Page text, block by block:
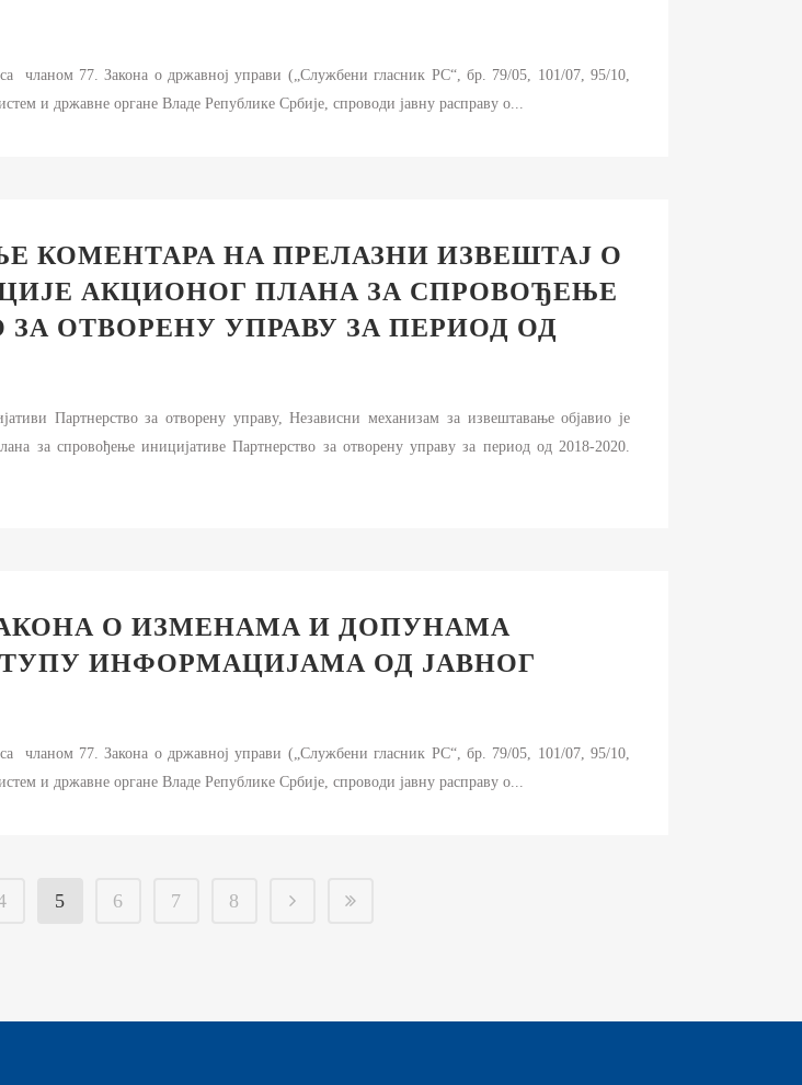
чланом 77. Закона о државној управи („Службени гласник РС“, бр. 79/05, 101/07, 95/10,
и државне органе Владе Републике Србије, спроводи јавну расправу о...
КОМЕНТАРА НА ПРЕЛАЗНИ ИЗВЕШТАЈ О
АКЦИОНОГ ПЛАНА ЗА СПРОВОЂЕЊЕ
ОТВОРЕНУ УПРАВУ ЗА ПЕРИОД ОД
Партнерство за отворену управу, Независни механизам за извештавање објавио је
за спровођење иницијативе Партнерство за отворену управу за период од 2018-2020.
О ИЗМЕНАМА И ДОПУНАМА
ИНФОРМАЦИЈАМА ОД ЈАВНОГ
чланом 77. Закона о државној управи („Службени гласник РС“, бр. 79/05, 101/07, 95/10,
и државне органе Владе Републике Србије, спроводи јавну расправу о...
5 6 7 8